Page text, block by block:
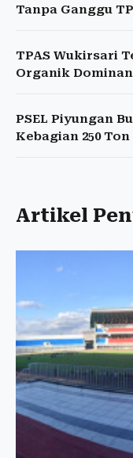
Tanpa Ganggu
TPAS Wukirsari
Organik Dominan
PSEL Piyungan
Kebagian 250 Ton
Artikel